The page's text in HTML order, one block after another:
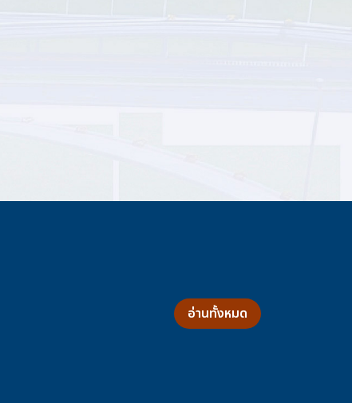
อ่านทั้งหมด